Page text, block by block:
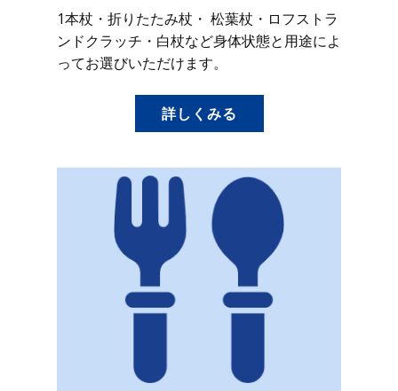
1本杖・折りたたみ杖・ 松葉杖・ロフストラ
ンドクラッチ・白杖など身体状態と用途によ
ってお選びいただけます。
詳しくみる